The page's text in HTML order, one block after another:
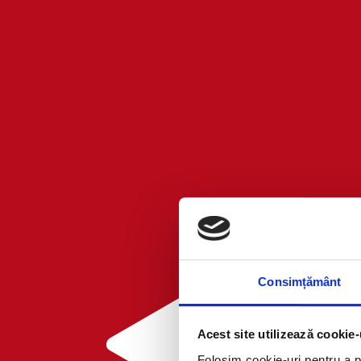
Consimțământ
Acest site utilizează